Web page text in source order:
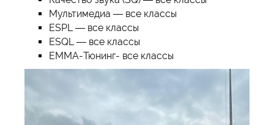
Мультимедиа — все классы
ESPL — все классы
ESQL — все классы
EMMA-Тюнинг- все классы